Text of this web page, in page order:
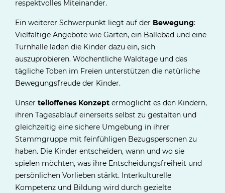
respektvolles Miteinander.
Ein weiterer Schwerpunkt liegt auf der Bewegung:
Vielfältige Angebote wie Gärten, ein Bällebad und eine
Turnhalle laden die Kinder dazu ein, sich
auszuprobieren. Wöchentliche Waldtage und das
tägliche Toben im Freien unterstützen die natürliche
Bewegungsfreude der Kinder.
Unser teiloffenes Konzept ermöglicht es den Kindern,
ihren Tagesablauf einerseits selbst zu gestalten und
gleichzeitig eine sichere Umgebung in ihrer
Stammgruppe mit feinfühligen Bezugspersonen zu
haben. Die Kinder entscheiden, wann und wo sie
spielen möchten, was ihre Entscheidungsfreiheit und
persönlichen Vorlieben stärkt. Interkulturelle
Kompetenz und Bildung wird durch gezielte